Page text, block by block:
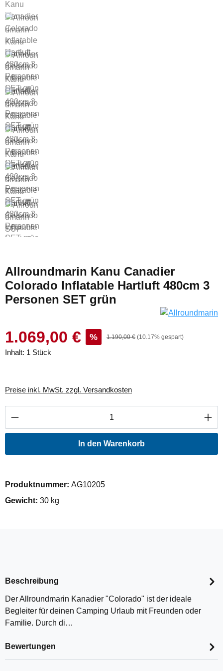
Allroundmarin Kanu Canadier
Colorado Inflatable Hartluft 480cm 3
Personen SET grün
1.069,00 € % 1.190,00 € (10.17% gespart)
Inhalt: 1 Stück
Preise inkl. MwSt. zzgl. Versandkosten
Produkt Anzahl: Gib den gewünschten
In den Warenkorb
Produktnummer: AG10205
Gewicht: 30 kg
Beschreibung
Der Allroundmarin Kanadier "Colorado" ist der ideale
Begleiter für deinen Camping Urlaub mit Freunden oder
Familie. Durch di…
Bewertungen